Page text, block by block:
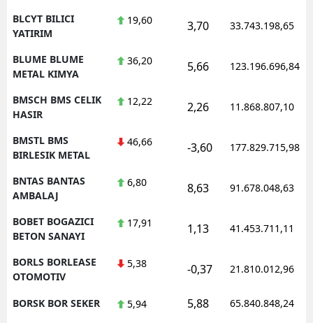
BLCYT BILICI
YATIRIM
19,60 3,70 33.743.198,65
BLUME BLUME
METAL KIMYA
36,20 5,66 123.196.696,84
BMSCH BMS CELIK
HASIR
12,22 2,26 11.868.807,10
BMSTL BMS
BIRLESIK METAL
46,66 -3,60 177.829.715,98
BNTAS BANTAS
AMBALAJ
6,80 8,63 91.678.048,63
BOBET BOGAZICI
BETON SANAYI
17,91 1,13 41.453.711,11
BORLS BORLEASE
OTOMOTIV
5,38 -0,37 21.810.012,96
BORSK BOR SEKER 5,94 5,88 65.840.848,24